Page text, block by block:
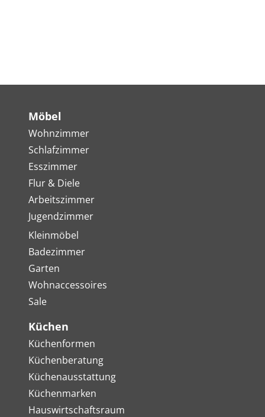
Möbel
Wohnzimmer
Schlafzimmer
Esszimmer
Flur & Diele
Arbeitszimmer
Jugendzimmer
Kleinmöbel
Badezimmer
Garten
Wohnaccessoires
Sale
Küchen
Küchenformen
Küchenberatung
Küchenausstattung
Küchenmarken
Hauswirtschaftsraum